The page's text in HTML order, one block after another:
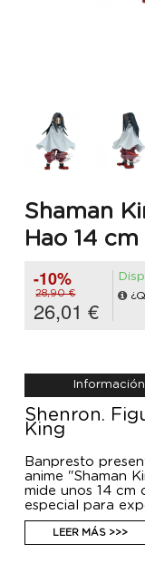
Shaman
Hao 14 cm
-10%
28,90 €
26,01 €
Información
Shenron.
King
Banpresto
anime "Shaman
mide unos 14 cm
especial para
LEER MÁS >>>